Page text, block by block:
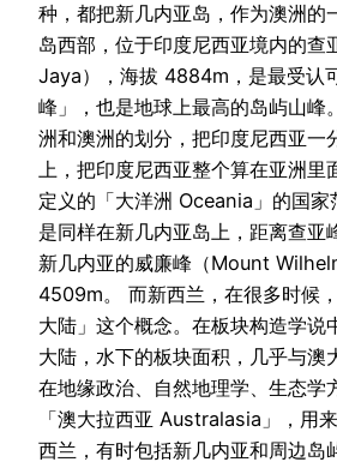
种，都把新几内亚岛，作为澳洲的
岛西部，位于印度尼西亚境内的查
Jaya），海拔 4884m，是最受认
峰」，也是地球上最高的岛屿山峰
洲和澳洲的划分，把印度尼西亚一
上，把印度尼西亚整个算在亚洲里
定义的「大洋洲 Oceania」的国家
是同样在新几内亚岛上，距离查亚
新几内亚的威廉峰（Mount
4509m。 而新西兰，在很多时候
大陆」这个概念。在板块构造学说
大陆，水下的板块面积，几乎与澳
在地缘政治、自然地理学、生态学
「澳大拉西亚 Australasia」，用
西兰，有时包括新几内亚和周边岛